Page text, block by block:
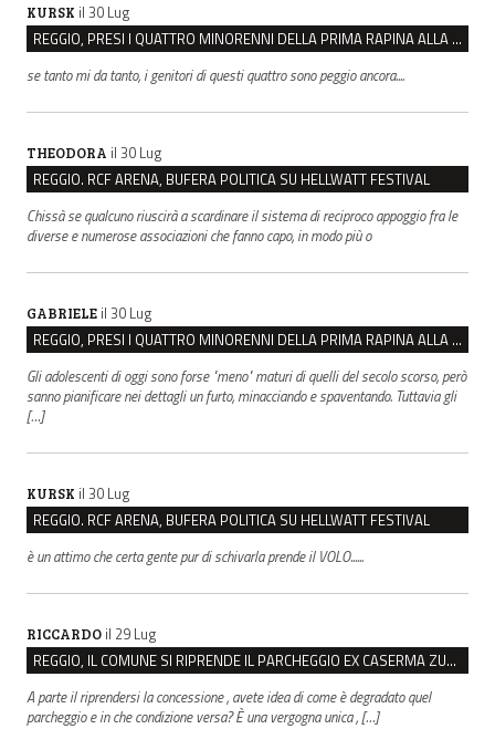
KURSK il 30 Lug
REGGIO, PRESI I QUATTRO MINORENNI DELLA PRIMA RAPINA ALLA FARMACIA DI COVIOLO
se tanto mi da tanto, i genitori di questi quattro sono peggio ancora....
THEODORA il 30 Lug
REGGIO. RCF ARENA, BUFERA POLITICA SU HELLWATT FESTIVAL
Chissà se qualcuno riuscirà a scardinare il sistema di reciproco appoggio fra le
diverse e numerose associazioni che fanno capo, in modo più o
GABRIELE il 30 Lug
REGGIO, PRESI I QUATTRO MINORENNI DELLA PRIMA RAPINA ALLA FARMACIA DI COVIOLO
Gli adolescenti di oggi sono forse "meno" maturi di quelli del secolo scorso, però
sanno pianificare nei dettagli un furto, minacciando e spaventando. Tuttavia gli
[…]
KURSK il 30 Lug
REGGIO. RCF ARENA, BUFERA POLITICA SU HELLWATT FESTIVAL
è un attimo che certa gente pur di schivarla prende il VOLO......
RICCARDO il 29 Lug
REGGIO, IL COMUNE SI RIPRENDE IL PARCHEGGIO EX CASERMA ZUCCHI PER 4,6 MILIONI
A parte il riprendersi la concessione , avete idea di come è degradato quel
parcheggio e in che condizione versa? È una vergogna unica , […]